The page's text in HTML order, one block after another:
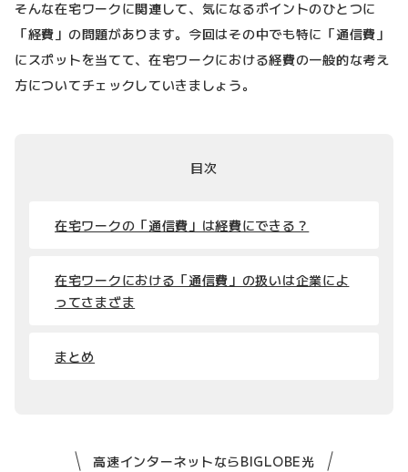
そんな在宅ワークに関連して、気になるポイントのひとつに
「経費」の問題があります。今回はその中でも特に「通信費」
にスポットを当てて、在宅ワークにおける経費の一般的な考え
方についてチェックしていきましょう。
目次
在宅ワークの「通信費」は経費にできる？
在宅ワークにおける「通信費」の扱いは企業によ
ってさまざま
まとめ
高速インターネットならBIGLOBE光